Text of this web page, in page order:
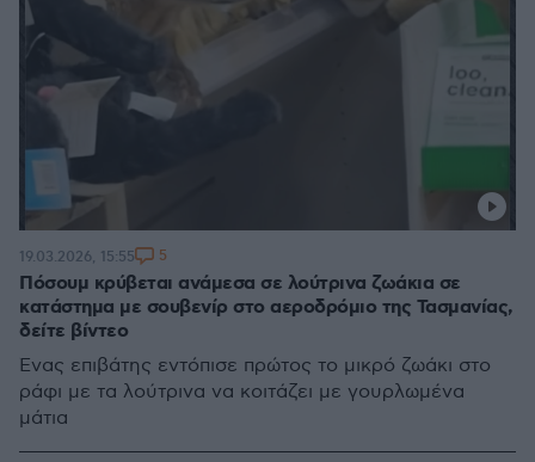
Πόσουμ κρύβεται ανάμεσα σε λούτρινα ζωάκια σε
κατάστημα με σουβενίρ στο αεροδρόμιο της Τασμανίας,
δείτε βίντεο
Ένας επιβάτης εντόπισε πρώτος το μικρό ζωάκι στο
ράφι με τα λούτρινα να κοιτάζει με γουρλωμένα
μάτια
19.03.2026, 15:55 5